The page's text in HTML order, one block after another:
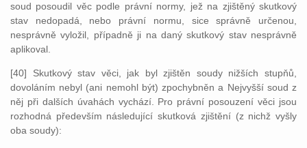
soud posoudil věc podle právní normy, jež na zjištěný skutkový
stav nedopadá, nebo právní normu, sice správně určenou,
nesprávně vyložil, případně ji na daný skutkový stav nesprávně
aplikoval.
[40] Skutkový stav věci, jak byl zjištěn soudy nižších stupňů,
dovoláním nebyl (ani nemohl být) zpochybněn a Nejvyšší soud z
něj při dalších úvahách vychází. Pro právní posouzení věci jsou
rozhodná především následující skutková zjištění (z nichž vyšly
oba soudy):